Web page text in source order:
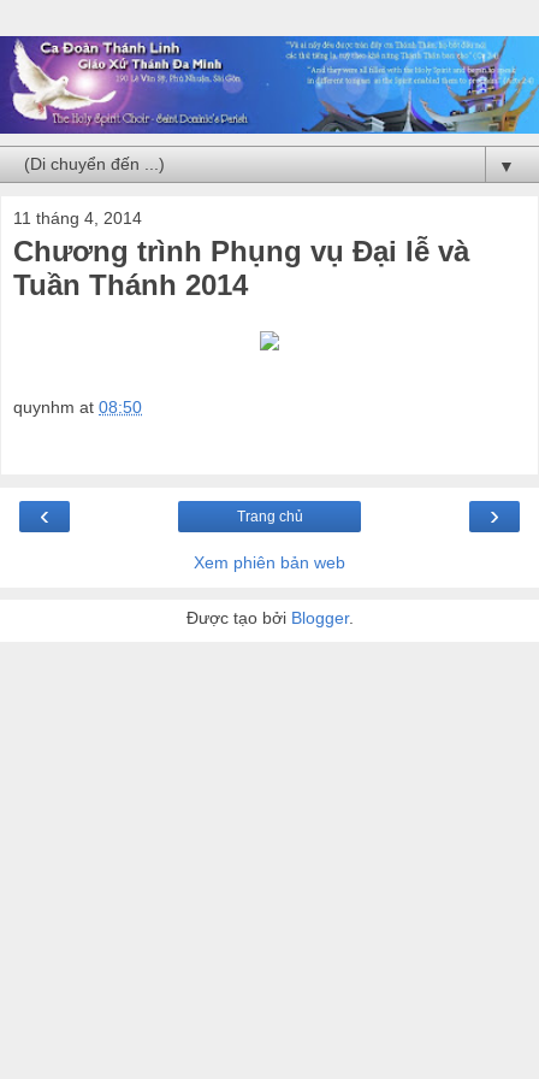
▼
11 tháng 4, 2014
Chương trình Phụng vụ Đại lễ và
Tuần Thánh 2014
quynhm at 08:50
‹ ›
Trang chủ
Xem phiên bản web
Được tạo bởi Blogger.